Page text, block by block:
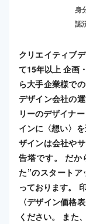
身
認
クリエイティブ
て15年以上 企画
ら大手企業様で
デザイン会社の
リーのデザイナ
インに〈想い〉
ザインは会社や
告塔です。 だか
た”のスタートア
っております。
〈デザイン価格
ください。 また